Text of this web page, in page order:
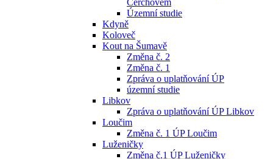
Čerchovem
Územní studie
Kdyně
Koloveč
Kout na Šumavě
Změna č. 2
Změna č. 1
Zpráva o uplatňování ÚP
územní studie
Libkov
Zpráva o uplatňování ÚP Libkov
Loučim
Změna č. 1 ÚP Loučim
Luženičky
Změna č.1 ÚP Luženičky